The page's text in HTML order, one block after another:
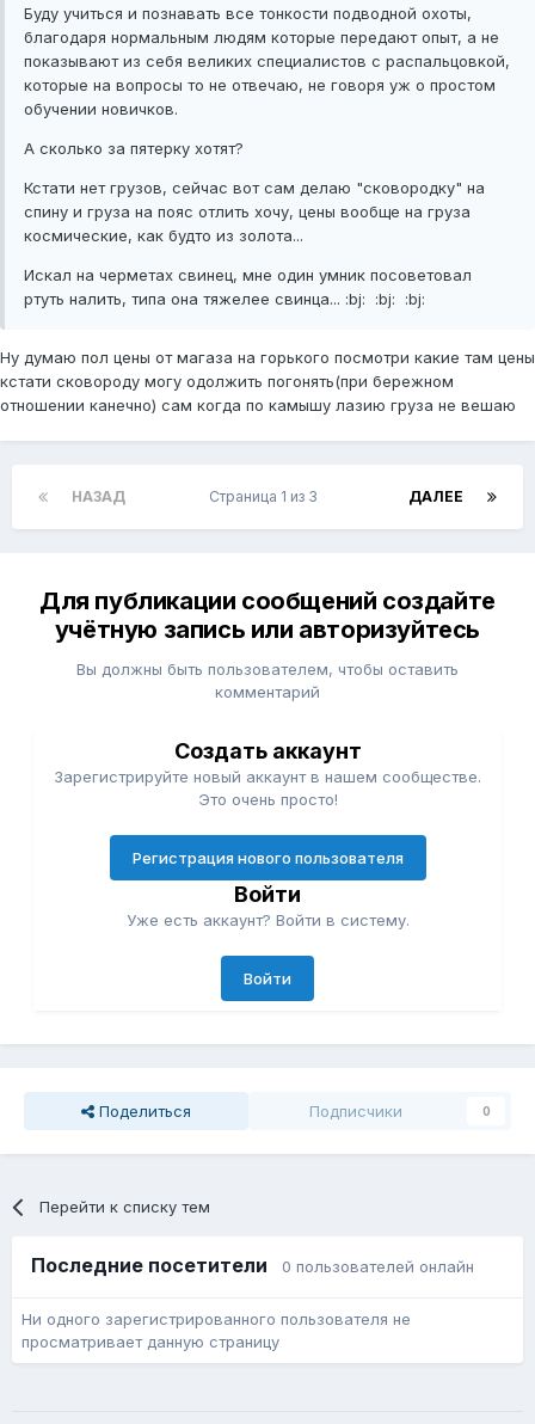
Буду учиться и познавать все тонкости подводной охоты,
благодаря нормальным людям которые передают опыт, а не
показывают из себя великих специалистов с распальцовкой,
которые на вопросы то не отвечаю, не говоря уж о простом
обучении новичков.
А сколько за пятерку хотят?
Кстати нет грузов, сейчас вот сам делаю "сковородку" на
спину и груза на пояс отлить хочу, цены вообще на груза
космические, как будто из золота...
Искал на черметах свинец, мне один умник посоветовал
ртуть налить, типа она тяжелее свинца... :bj: :bj: :bj:
Ну думаю пол цены от магаза на горького посмотри какие там цены
кстати сковороду могу одолжить погонять(при бережном
отношении канечно) сам когда по камышу лазию груза не вешаю
НАЗАД ДАЛЕЕ
Страница 1 из 3
Для публикации сообщений создайте
учётную запись или авторизуйтесь
Вы должны быть пользователем, чтобы оставить
комментарий
Создать аккаунт
Зарегистрируйте новый аккаунт в нашем сообществе.
Это очень просто!
Регистрация нового пользователя
Войти
Уже есть аккаунт? Войти в систему.
Войти
Поделиться Подписчики 0
Перейти к списку тем
Последние посетители 0 пользователей онлайн
Ни одного зарегистрированного пользователя не
просматривает данную страницу